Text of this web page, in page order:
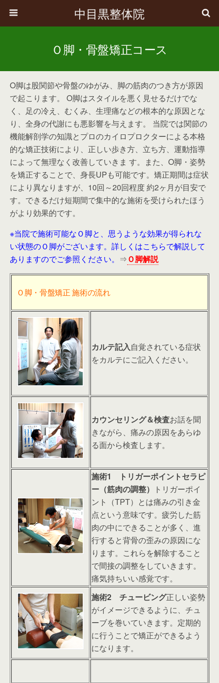
中目黒整体院
Ｏ脚・骨盤矯正コース
O脚は股関節や骨盤のゆがみ、脚の筋肉のつき方が原因
で起こります。 O脚はスタイルを悪く見せるだけでな
く、足の冷え、むくみ、生理痛などの根本的な原因とな
り、全身の代謝にも悪影響を与えます。 当院では関節の
機能解剖学の知識とプロのカイロプロクターによる本格
的な矯正技術により、正しい歩き方、立ち方、運動指導
によって無理なく改善していきま す。また、O脚・姿勢
を矯正することで、身長UPも可能です。矯正期間は症状
により異なりますが、10回～20回程度 約2ヶ月が目安で
す。できるだけ短期間で集中的な施術を受けられたほう
がより効果的です。
※当院で施術可能なＯ脚と、思うような効果が得られな
い状態のＯ脚がございます。詳しくはこちらで解説して
ありますのでご参照ください。 ⇒Ｏ脚解説
Ｏ脚・骨盤矯正 施術の流れ
カルテ記入自覚されている症状
をカルテにご記入ください。
カウンセリング＆検査お話を聞
きながら、痛みの原因をあらゆ
る面から検査します。
施術1 トリガーポイントセラピ
ー（筋肉の調整）
トリガーポイ
ント（TPT）とは痛みの引き金
点という意味です。疲労した筋
肉の中にできることが多く、進
行すると背骨の歪みの原因にな
ります。これらを解除すること
で間接の調整をしていきます。
痛気持ちいい感覚です。
施術2 チュービング正しい姿勢
がイメージできるように、チュ
ーブを巻いていきます。定期的
に行うことで矯正ができるよう
になります。